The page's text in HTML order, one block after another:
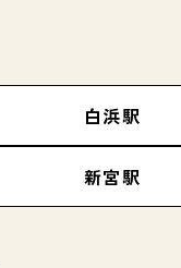
白浜駅
新宮駅